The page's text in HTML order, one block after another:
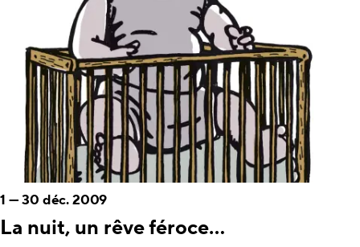
La nuit, un rêve féroce...
1 —30 déc. 2009